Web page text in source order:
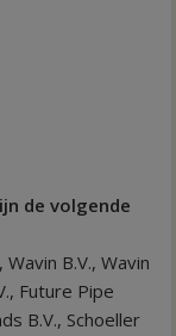
de volgende
B.V., Wavin
Future Pipe
B.V., Schoeller